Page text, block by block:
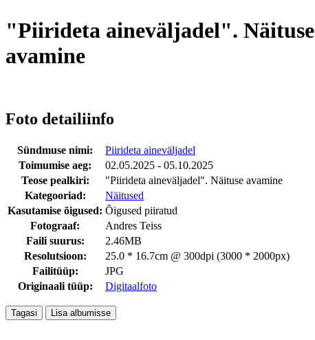
"Piirideta aineväljadel". Näituse
avamine
Foto detailiinfo
Sündmuse nimi:
Piirideta aineväljadel
Toimumise aeg:
02.05.2025 - 05.10.2025
Teose pealkiri:
"Piirideta aineväljadel". Näituse avamine
Kategooriad:
Näitused
Kasutamise õigused: Õigused piiratud
Fotograaf:
Andres Teiss
Faili suurus:
2.46MB
Resolutsioon:
25.0 * 16.7cm @ 300dpi (3000 * 2000px)
Failitüüp:
JPG
Originaali tüüp:
Digitaalfoto